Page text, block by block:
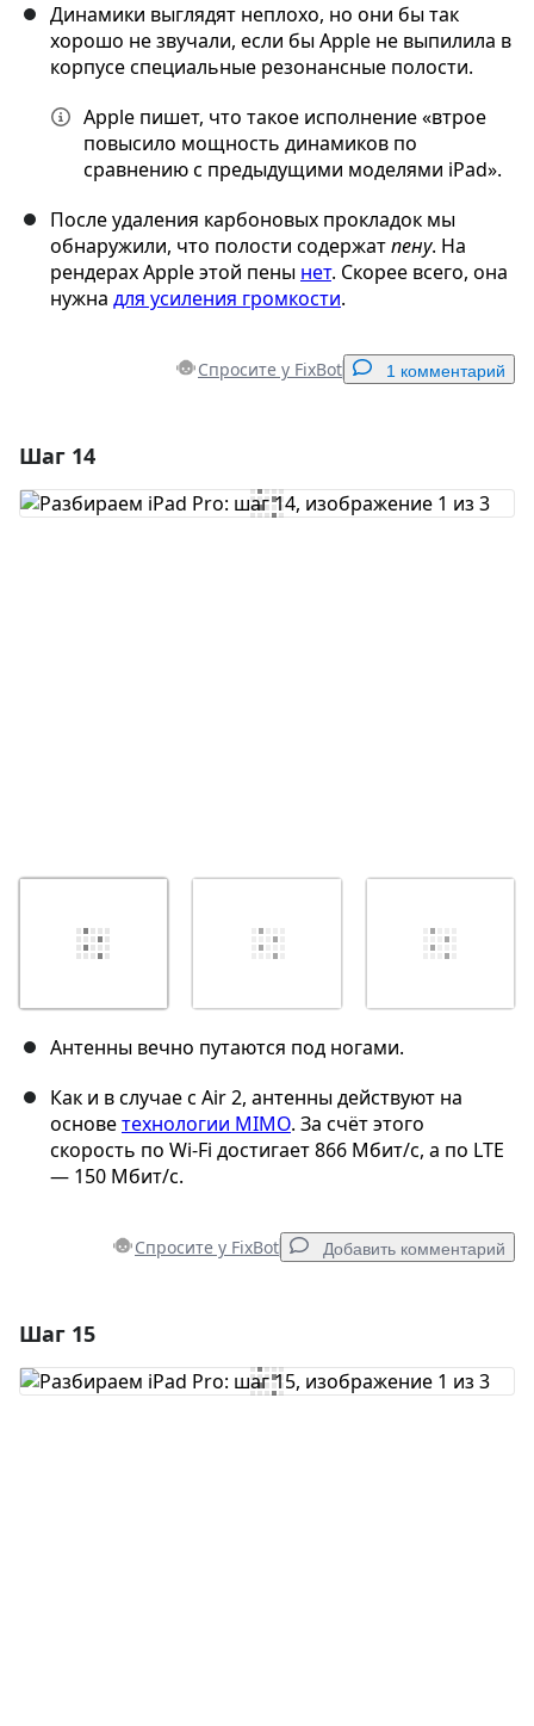
Динамики выглядят неплохо, но они бы так
хорошо не звучали, если бы Apple не выпилила в
корпусе специальные резонансные полости.
Apple пишет, что такое исполнение «втрое
повысило мощность динамиков по
сравнению с предыдущими моделями iPad».
После удаления карбоновых прокладок мы
обнаружили, что полости содержатпену. На
рендерах Apple этой пены нeт. Скорее всего, она
нужна для усиления громкости.
Спросите у FixBot 1 комментарий
Добавить комментарий
Шаг 14
Антенны вечно путаются под ногами.
Как и в случае с Air 2, антенны действуют на
основетехнологии MIMO. За счёт этого
скорость по Wi-Fi достигает 866 Мбит/с, а по LTE
— 150 Мбит/с.
Спросите у FixBot Добавить комментарий
Добавить комментарий
Шаг 15